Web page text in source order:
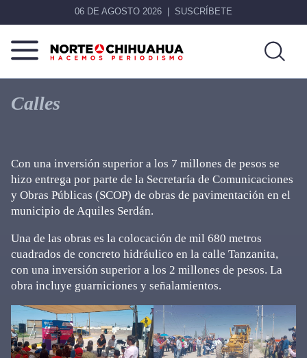
06 DE AGOSTO 2026 SUSCRÍBETE
Norte
Chihuahua
Más
que
noticias,
Calles
Con una inversión superior a los 7 millones de pesos se
hizo entrega por parte de la Secretaría de Comunicaciones
y Obras Públicas (SCOP) de obras de pavimentación en el
municipio de Aquiles Serdán.
Una de las obras es la colocación de mil 680 metros
cuadrados de concreto hidráulico en la calle Tanzanita,
con una inversión superior a los 2 millones de pesos. La
obra incluye guarniciones y señalamientos.